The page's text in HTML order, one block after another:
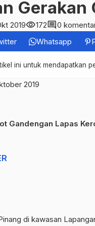
Gerakan
2019visibility172comment0
Whatsapp
ini untuk mendapatkan
2019
Gandengan Lapas
di kawasan